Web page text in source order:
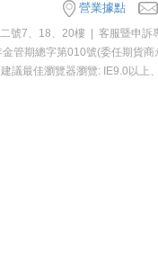
營業據點
號7、18、20樓 | 客服暨申
管期總字第010號(委任期貨
建議最佳瀏覽器瀏覽: IE9.0以上